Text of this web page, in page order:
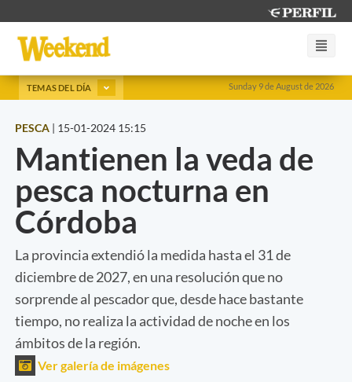
Sunday 9 de August de 2026
TEMAS DEL DÍA
PESCA | 15-01-2024 15:15
Mantienen la veda de
pesca nocturna en
Córdoba
La provincia extendió la medida hasta el 31 de
diciembre de 2027, en una resolución que no
sorprende al pescador que, desde hace bastante
tiempo, no realiza la actividad de noche en los
ámbitos de la región.
Ver galería de imágenes